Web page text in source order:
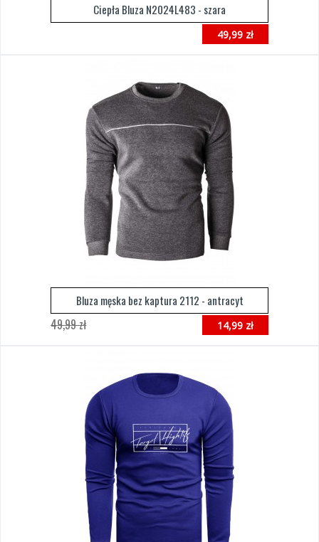
Ciepła Bluza N2024L483 - szara
49,99 zł
Bluza męska bez kaptura 2112 - antracyt
14,99 zł
49,99 zł